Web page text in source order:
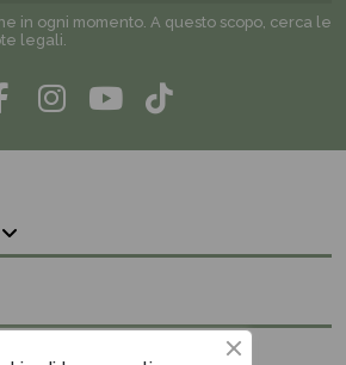
in ogni momento. A questo scopo, cerca le
legali.